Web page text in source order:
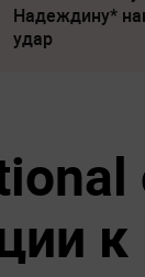
Надеждину*
удар